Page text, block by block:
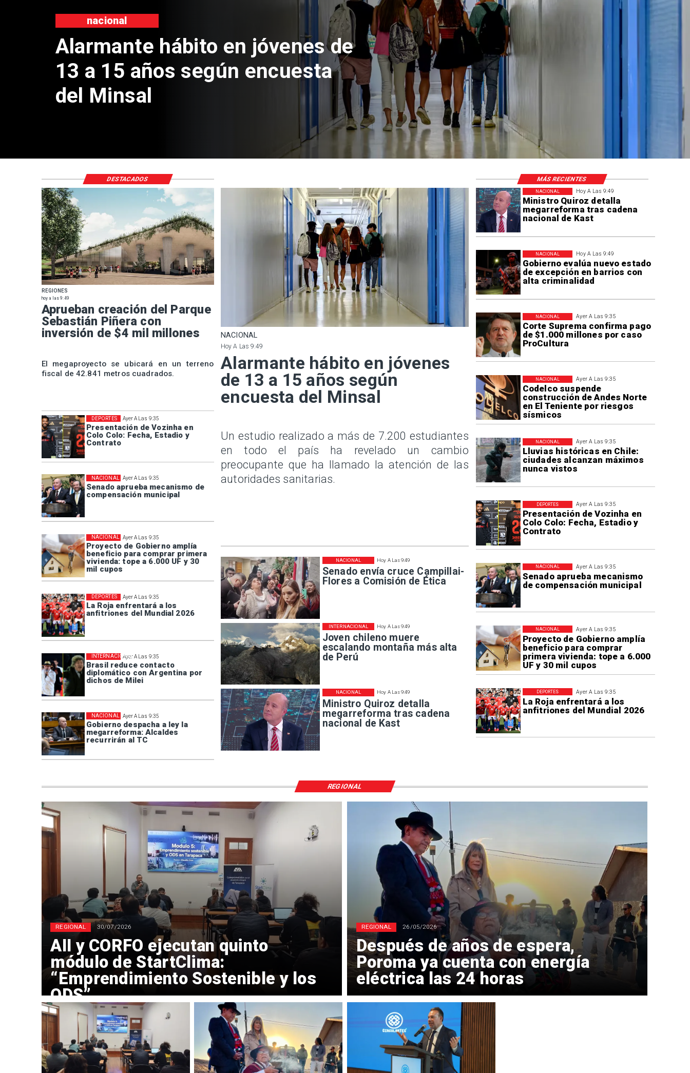
Alarmante hábito en jóvenes de
13 a 15 años según encuesta
del Minsal
nacional
Hoy A Las 9:49
Ministro Quiroz detalla
megarreforma tras cadena
nacional de Kast
NACIONAL
Hoy A Las 9:49
Gobierno evalúa nuevo estado
de excepción en barrios con
alta criminalidad
NACIONAL
Ayer A Las 9:35
Corte Suprema confirma pago
de $1.000 millones por caso
ProCultura
NACIONAL
Ayer A Las 9:35
Codelco suspende
construcción de Andes Norte
en El Teniente por riesgos
sísmicos
NACIONAL
Ayer A Las 9:35
Lluvias históricas en Chile:
ciudades alcanzan máximos
nunca vistos
NACIONAL
Ayer A Las 9:35
Presentación de Vozinha en
Colo Colo: Fecha, Estadio y
Contrato
DEPORTES
Ayer A Las 9:35
Senado aprueba mecanismo
de compensación municipal
NACIONAL
Ayer A Las 9:35
Proyecto de Gobierno amplía
beneficio para comprar
primera vivienda: tope a 6.000
UF y 30 mil cupos
NACIONAL
Ayer A Las 9:35
La Roja enfrentará a los
anfitriones del Mundial 2026
DEPORTES
Ayer A Las 9:35
Presentación de Vozinha en
Colo Colo: Fecha, Estadio y
Contrato
DEPORTES
Ayer A Las 9:35
Senado aprueba mecanismo de
compensación municipal
NACIONAL
Ayer A Las 9:35
Proyecto de Gobierno amplía
beneficio para comprar primera
vivienda: tope a 6.000 UF y 30
mil cupos
NACIONAL
Ayer A Las 9:35
La Roja enfrentará a los
anfitriones del Mundial 2026
DEPORTES
Ayer A Las 9:35
Brasil reduce contacto
diplomático con Argentina por
dichos de Milei
INTERNACIONAL
Ayer A Las 9:35
Gobierno despacha a ley la
megarreforma: Alcaldes
recurrirán al TC
NACIONAL
Hoy A Las 9:49
Senado envía cruce Campillai-
Flores a Comisión de Ética
NACIONAL
Hoy A Las 9:49
Joven chileno muere
escalando montaña más alta
de Perú
INTERNACIONAL
Hoy A Las 9:49
Ministro Quiroz detalla
megarreforma tras cadena
nacional de Kast
NACIONAL
REGIONES
hoy a las 9:49
Aprueban creación del Parque
Sebastián Piñera con
inversión de $4 mil millones
El megaproyecto se ubicará en un terreno
fiscal de 42.841 metros cuadrados.
NACIONAL
Hoy A Las 9:49
Alarmante hábito en jóvenes
de 13 a 15 años según
encuesta del Minsal
Un estudio realizado a más de 7.200 estudiantes
en todo el país ha revelado un cambio
preocupante que ha llamado la atención de las
autoridades sanitarias.
DESTACADOS MÁS RECIENTES
AII y CORFO ejecutan quinto
módulo de StartClima:
“Emprendimiento Sostenible y los
ODS”
REGIONAL 30/07/2026
Después de años de espera,
Poroma ya cuenta con energía
eléctrica las 24 horas
REGIONAL 26/05/2026
REGIONAL